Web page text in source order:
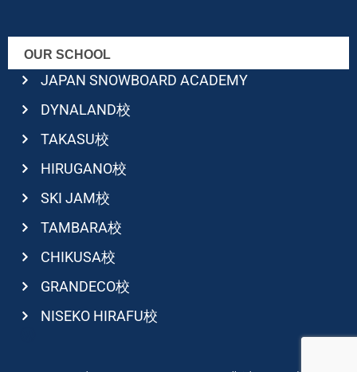
OUR SCHOOL
JAPAN SNOWBOARD ACADEMY
DYNALAND校
TAKASU校
HIRUGANO校
SKI JAM校
TAMBARA校
CHIKUSA校
GRANDECO校
NISEKO HIRAFU校